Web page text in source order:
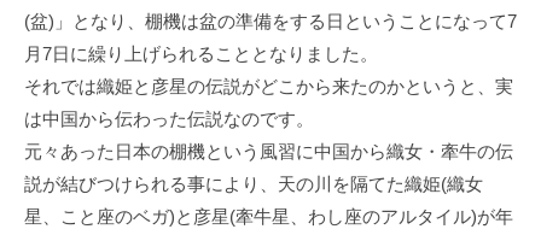
(盆)」となり、棚機は盆の準備をする日ということになって7
月7日に繰り上げられることとなりました。
それでは織姫と彦星の伝説がどこから来たのかというと、実
は中国から伝わった伝説なのです。
元々あった日本の棚機という風習に中国から織女・牽牛の伝
説が結びつけられる事により、天の川を隔てた織姫(織女
星、こと座のベガ)と彦星(牽牛星、わし座のアルタイル)が年